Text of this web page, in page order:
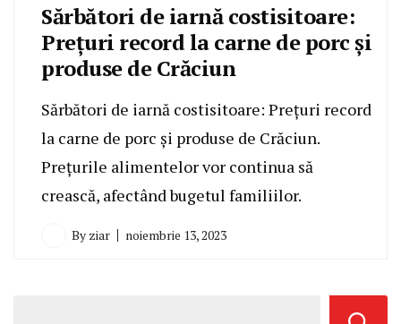
Sărbători de iarnă costisitoare:
Prețuri record la carne de porc și
produse de Crăciun
Sărbători de iarnă costisitoare: Prețuri record
la carne de porc și produse de Crăciun.
Prețurile alimentelor vor continua să
crească, afectând bugetul familiilor.
By ziar noiembrie 13, 2023